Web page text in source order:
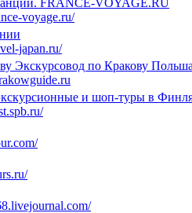
voyage.ru/
japan.ru/
Экскурсовод по Кракову Польша
и шоп-туры в